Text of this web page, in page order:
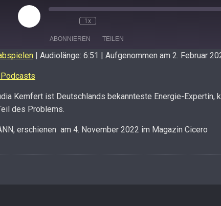
Play
Episode
1x
ABONNIEREN TEILEN
| Audiolänge: 6:51 | Aufgenommen am 2. Februar
Kemfert ist Deutschlands bekannteste Energie-Expertin,
des Problems.
erschienen am 4. November 2022 im Magazin Cicero